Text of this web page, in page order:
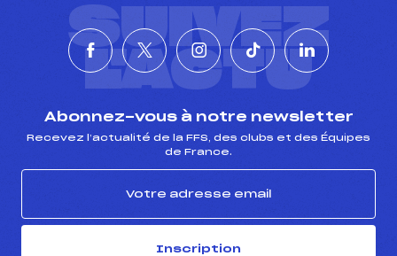
SUIVEZ
L'ACTU
Abonnez-vous à notre newsletter
Recevez l’actualité de la FFS, des clubs et des Équipes
de France.
Inscription